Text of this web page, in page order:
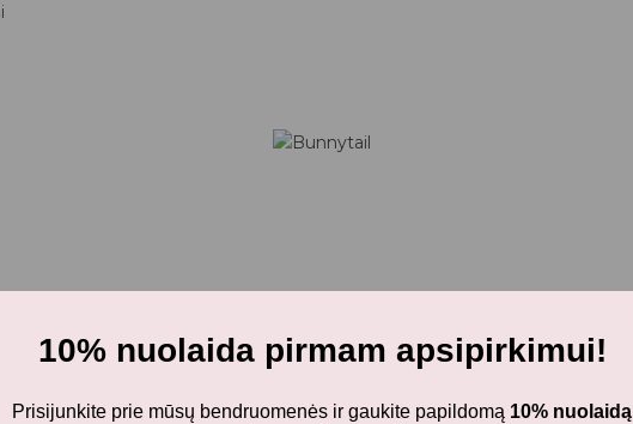
10% nuolaida pirmam apsipirkimui!
Prisijunkite prie mūsų bendruomenės ir gaukite papildomą 10% nuolaidą